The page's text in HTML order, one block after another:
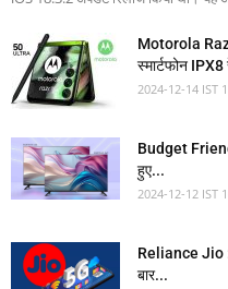
Motorola
स्मार्टफोन IPX8
2024-12-14 IST
Budget
हुए...
2024-12-12 IST
Reliance Jio :
बार...